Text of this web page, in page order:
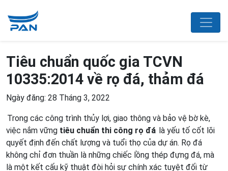
Tiêu chuẩn quốc gia TCVN
10335:2014 về rọ đá, thảm đá
Ngày đăng: 28 Tháng 3, 2022
Trong các công trình thủy lợi, giao thông và bảo vệ bờ kè,
việc nắm vững tiêu chuẩn thi công rọ đá là yếu tố cốt lõi
quyết định đến chất lượng và tuổi thọ của dự án. Rọ đá
không chỉ đơn thuần là những chiếc lồng thép đựng đá, mà
là một kết cấu kỹ thuật đòi hỏi sự chính xác tuyệt đối từ